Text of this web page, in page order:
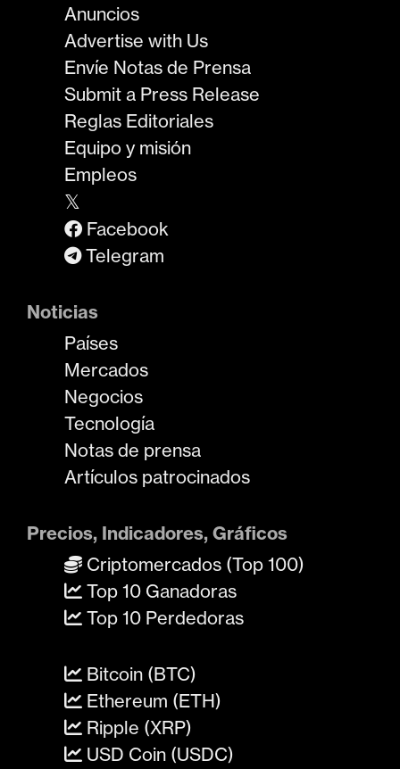
Anuncios
Advertise with Us
Envíe Notas de Prensa
Submit a Press Release
Reglas Editoriales
Equipo y misión
Empleos
𝕏
Facebook
Telegram
Noticias
Países
Mercados
Negocios
Tecnología
Notas de prensa
Artículos patrocinados
Precios, Indicadores, Gráficos
Criptomercados (Top 100)
Top 10 Ganadoras
Top 10 Perdedoras
Bitcoin (BTC)
Ethereum (ETH)
Ripple (XRP)
USD Coin (USDC)